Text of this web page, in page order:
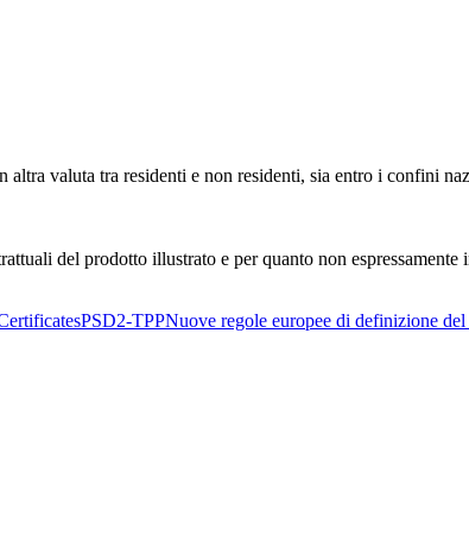
valuta tra residenti e non residenti, sia entro i confini
del prodotto illustrato e per quanto non espressamente
PSD2-TPPNuove regole europee di definizione